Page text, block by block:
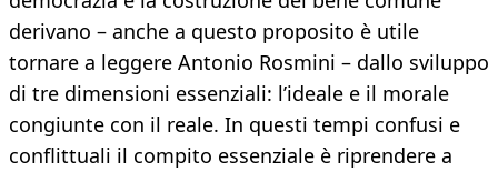
derivano – anche a questo proposito è utile
tornare a leggere Antonio Rosmini – dallo sviluppo
di tre dimensioni essenziali: l’ideale e il morale
congiunte con il reale. In questi tempi confusi e
conflittuali il compito essenziale è riprendere a